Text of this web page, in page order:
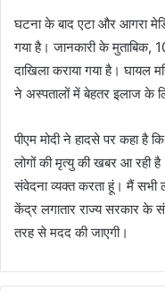
घटना के बाद एटा और आगरा
गया है। जानकारी के मुताबिक,
दाखिला कराया गया है। घायल
ने अस्पतालों में बेहतर इलाज के
पीएम मोदी ने हादसे पर कहा
लोगों की मृत्यु की खबर आ रही
संवेदना व्यक्त करता हूं। मैं सभी
केंद्र लगातार राज्य सरकार के
तरह से मदद की जाएगी।